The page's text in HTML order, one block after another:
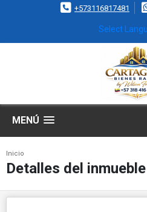
+573116817481
Select
MENÚ
Inicio
Detalles del inmueble